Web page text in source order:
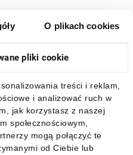
O plikach cookies
pliki cookie
treści i reklam,
i analizować ruch w
jak korzystasz z naszej
społecznościowym,
mogą połączyć te
od Ciebie lub
mobilną: